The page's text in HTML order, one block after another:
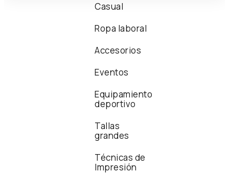
Casual
Ropa laboral
Accesorios
Eventos
Equipamiento
deportivo
Tallas
grandes
Técnicas de
Impresión